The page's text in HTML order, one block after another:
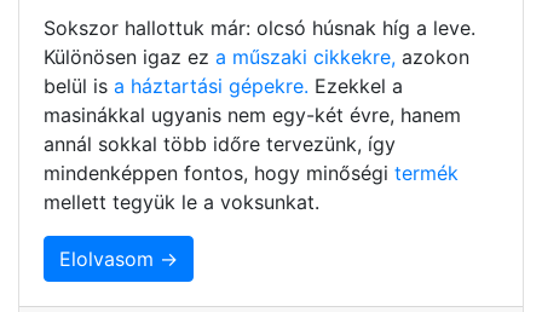
Sokszor hallottuk már: olcsó húsnak híg a leve.
Különösen igaz ez a műszaki cikkekre, azokon
belül is a háztartási gépekre. Ezekkel a
masinákkal ugyanis nem egy-két évre, hanem
annál sokkal több időre tervezünk, így
mindenképpen fontos, hogy minőségi termék
mellett tegyük le a voksunkat.
Elolvasom →